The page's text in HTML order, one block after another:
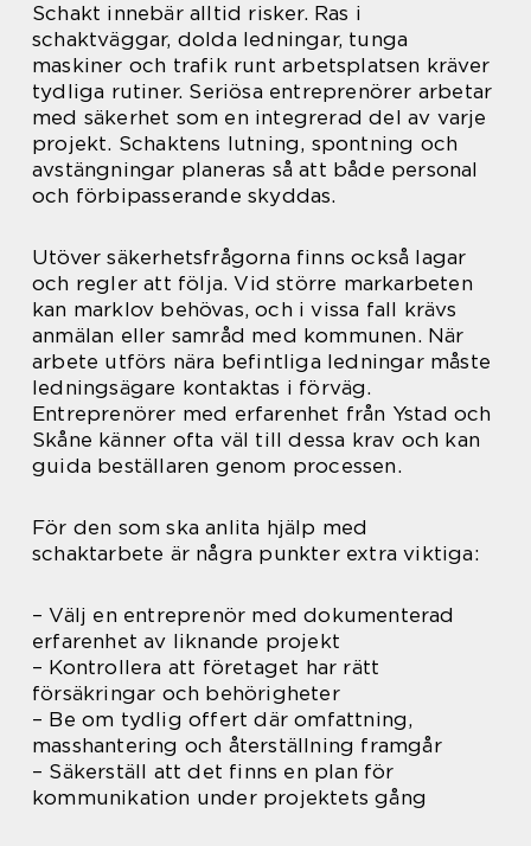
Schakt innebär alltid risker. Ras i
schaktväggar, dolda ledningar, tunga
maskiner och trafik runt arbetsplatsen kräver
tydliga rutiner. Seriösa entreprenörer arbetar
med säkerhet som en integrerad del av varje
projekt. Schaktens lutning, spontning och
avstängningar planeras så att både personal
och förbipasserande skyddas.
Utöver säkerhetsfrågorna finns också lagar
och regler att följa. Vid större markarbeten
kan marklov behövas, och i vissa fall krävs
anmälan eller samråd med kommunen. När
arbete utförs nära befintliga ledningar måste
ledningsägare kontaktas i förväg.
Entreprenörer med erfarenhet från Ystad och
Skåne känner ofta väl till dessa krav och kan
guida beställaren genom processen.
För den som ska anlita hjälp med
schaktarbete är några punkter extra viktiga:
– Välj en entreprenör med dokumenterad
erfarenhet av liknande projekt
– Kontrollera att företaget har rätt
försäkringar och behörigheter
– Be om tydlig offert där omfattning,
masshantering och återställning framgår
– Säkerställ att det finns en plan för
kommunikation under projektets gång